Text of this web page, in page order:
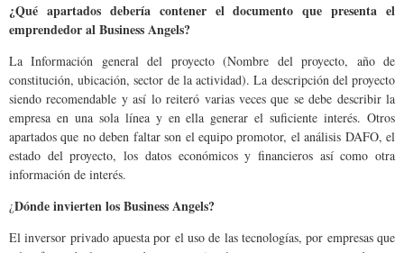
¿Qué apartados debería contener el documento que presenta el
emprendedor al Business Angels?
La Información general del proyecto (Nombre del proyecto, año de
constitución, ubicación, sector de la actividad). La descripción del proyecto
siendo recomendable y así lo reiteró varias veces que se debe describir la
empresa en una sola línea y en ella generar el suficiente interés. Otros
apartados que no deben faltar son el equipo promotor, el análisis DAFO, el
estado del proyecto, los datos económicos y financieros así como otra
información de interés.
¿Dónde invierten los Business Angels?
El inversor privado apuesta por el uso de las tecnologías, por empresas que